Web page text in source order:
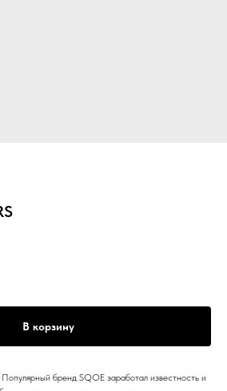
В корзину
бренд SQOE заработал известность и